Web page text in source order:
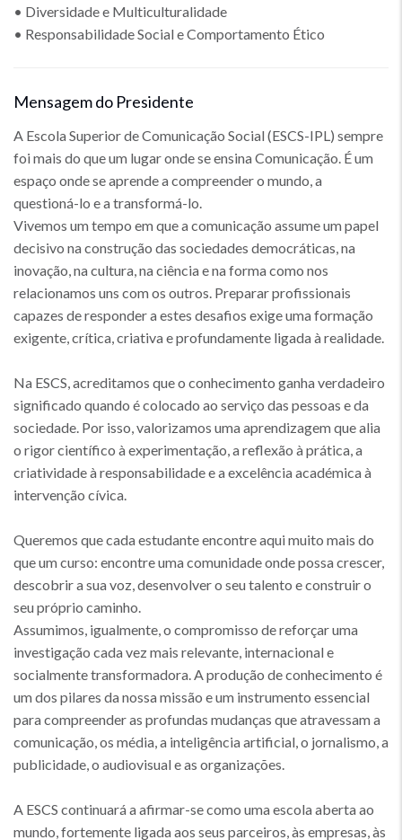
• Diversidade e Multiculturalidade
• Responsabilidade Social e Comportamento Ético
Mensagem do Presidente
A Escola Superior de Comunicação Social (ESCS-IPL) sempre
foi mais do que um lugar onde se ensina Comunicação. É um
espaço onde se aprende a compreender o mundo, a
questioná-lo e a transformá-lo.
Vivemos um tempo em que a comunicação assume um papel
decisivo na construção das sociedades democráticas, na
inovação, na cultura, na ciência e na forma como nos
relacionamos uns com os outros. Preparar profissionais
capazes de responder a estes desafios exige uma formação
exigente, crítica, criativa e profundamente ligada à realidade.
Na ESCS, acreditamos que o conhecimento ganha verdadeiro
significado quando é colocado ao serviço das pessoas e da
sociedade. Por isso, valorizamos uma aprendizagem que alia
o rigor científico à experimentação, a reflexão à prática, a
criatividade à responsabilidade e a excelência académica à
intervenção cívica.
Queremos que cada estudante encontre aqui muito mais do
que um curso: encontre uma comunidade onde possa crescer,
descobrir a sua voz, desenvolver o seu talento e construir o
seu próprio caminho.
Assumimos, igualmente, o compromisso de reforçar uma
investigação cada vez mais relevante, internacional e
socialmente transformadora. A produção de conhecimento é
um dos pilares da nossa missão e um instrumento essencial
para compreender as profundas mudanças que atravessam a
comunicação, os média, a inteligência artificial, o jornalismo, a
publicidade, o audiovisual e as organizações.
A ESCS continuará a afirmar-se como uma escola aberta ao
mundo, fortemente ligada aos seus parceiros, às empresas, às